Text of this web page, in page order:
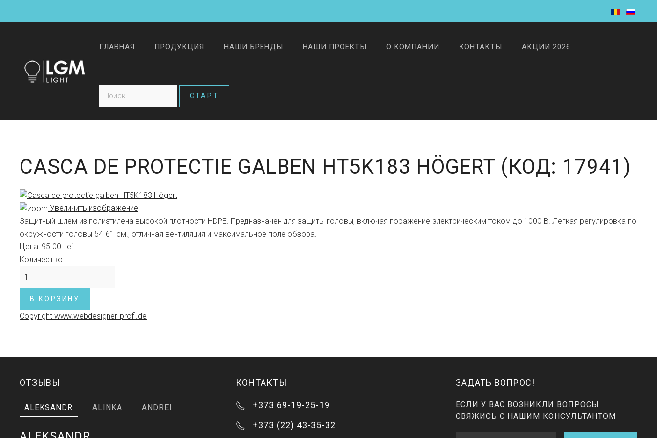
ГЛАВНАЯ ПРОДУКЦИЯ НАШИ БРЕНДЫ НАШИ ПРОЕКТЫ О КОМПАНИИ КОНТАКТЫ АКЦИИ 2026
CASCA DE PROTECTIE GALBEN HT5K183 HÖGERT (КОД: 17941 )
Увеличить изображение
Защитный шлем из полиэтилена высокой плотности HDPE. Предназначен для защиты головы, включая поражение электрическим током до 1000 В. Легкая регулировка по
окружности головы 54-61 см., отличная вентиляция и максимальное поле обзора.
Цена: 95.00 Lei
Количество:
Copyright www.webdesigner-profi.de
ОТЗЫВЫ
ALEKSANDR ALINKA ANDREI
КОНТАКТЫ
+373 69-19-25-19
+373 (22) 43-35-32
ЗАДАТЬ ВОПРОС!
ЕСЛИ У ВАС ВОЗНИКЛИ ВОПРОСЫ
СВЯЖИСЬ С НАШИМ КОНСУЛЬТАНТОМ